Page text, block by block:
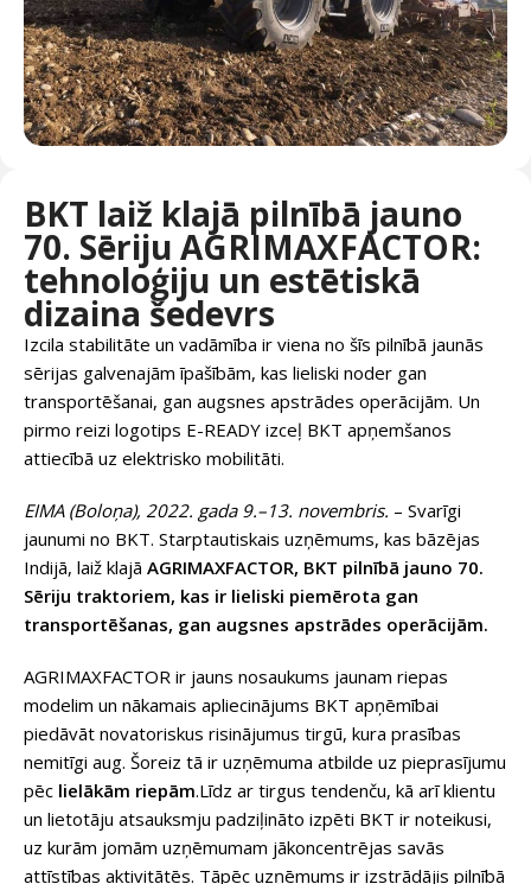
BKT laiž klajā pilnībā jauno
70. Sēriju AGRIMAXFACTOR:
tehnoloģiju un estētiskā
dizaina šedevrs
Izcila stabilitāte un vadāmība ir viena no šīs pilnībā jaunās
sērijas galvenajām īpašībām, kas lieliski noder gan
transportēšanai, gan augsnes apstrādes operācijām. Un
pirmo reizi logotips E-READY izceļ BKT apņemšanos
attiecībā uz elektrisko mobilitāti.
EIMA (Boloņa), 2022. gada 9.–13. novembris. – Svarīgi
jaunumi no BKT. Starptautiskais uzņēmums, kas bāzējas
Indijā, laiž klajā AGRIMAXFACTOR, BKT pilnībā jauno 70.
Sēriju traktoriem, kas ir lieliski piemērota gan
transportēšanas, gan augsnes apstrādes operācijām.
AGRIMAXFACTOR ir jauns nosaukums jaunam riepas
modelim un nākamais apliecinājums BKT apņēmībai
piedāvāt novatoriskus risinājumus tirgū, kura prasības
nemitīgi aug. Šoreiz tā ir uzņēmuma atbilde uz pieprasījumu
pēc lielākām riepām.Līdz ar tirgus tendenču, kā arī klientu
un lietotāju atsauksmju padziļināto izpēti BKT ir noteikusi,
uz kurām jomām uzņēmumam jākoncentrējas savās
attīstības aktivitātēs. Tāpēc uzņēmums ir izstrādājis pilnībā